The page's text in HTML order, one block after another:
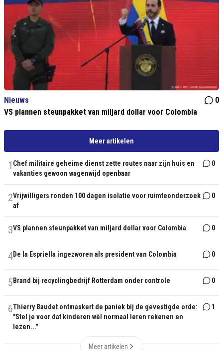
Nieuws
0
VS plannen steunpakket van miljard dollar voor Colombia
Meer artikelen
1 Chef militaire geheime dienst zette routes naar zijn huis en
vakanties gewoon wagenwijd openbaar
0
2Vrijwilligers ronden 100 dagen isolatie voor ruimteonderzoek
af
0
3VS plannen steunpakket van miljard dollar voor Colombia 0
4De la Espriella ingezworen als president van Colombia 0
5 Brand bij recyclingbedrijf Rotterdam onder controle 0
6Thierry Baudet ontmaskert de paniek bij de gevestigde orde:
"Stel je voor dat kinderen wél normaal leren rekenen en
lezen..."
1
Meer artikelen